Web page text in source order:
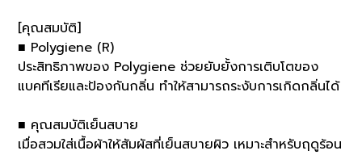
[คุณสมบัติ]
■ Polygiene (R)
ประสิทธิภาพของ Polygiene ช่วยยับยั้งการเติบโตของ
แบคทีเรียและป้องกันกลิ่น ทำให้สามารถระงับการเกิดกลิ่นได้
■ คุณสมบัติเย็นสบาย
เมื่อสวมใส่เนื้อผ้าให้สัมผัสที่เย็นสบายผิว เหมาะสำหรับฤดูร้อน